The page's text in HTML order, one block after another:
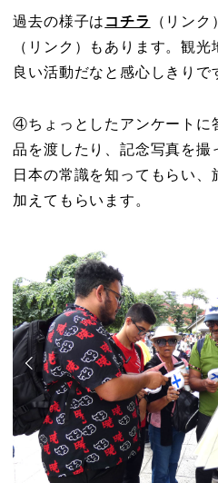
過去の様子は コチラ （リン
（リンク）もあります。観
良い活動だなと感心しきりで
④ちょっとしたアンケートに
品を渡したり、記念写真を撮
日本の常識を知ってもらい
加えてもらいます。